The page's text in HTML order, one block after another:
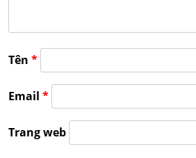
Tên *
Email *
Trang web